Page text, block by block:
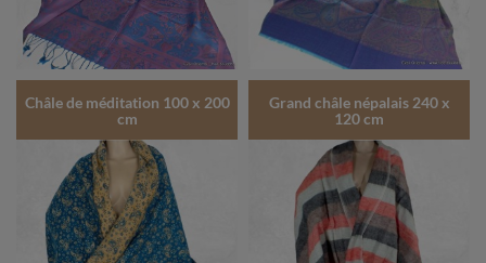
Châle de méditation 100 x 200
cm
Grand châle népalais 240 x
120 cm